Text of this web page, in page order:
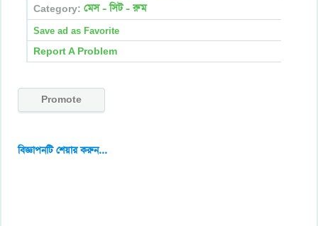
Category:মেস - সিট - রুম
Report A Problem
Promote
বিজ্ঞাপনটি শেয়ার করুন...